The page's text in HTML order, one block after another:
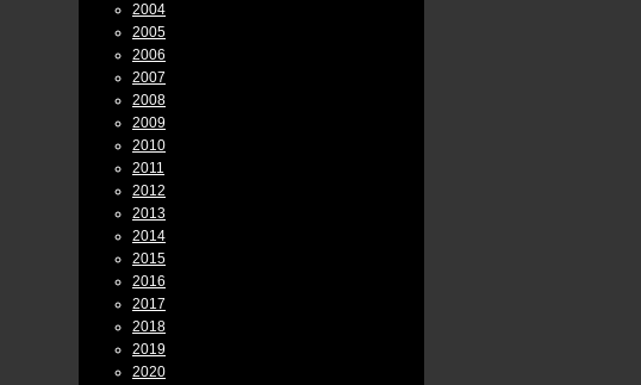
2004
2005
2006
2007
2008
2009
2010
2011
2012
2013
2014
2015
2016
2017
2018
2019
2020